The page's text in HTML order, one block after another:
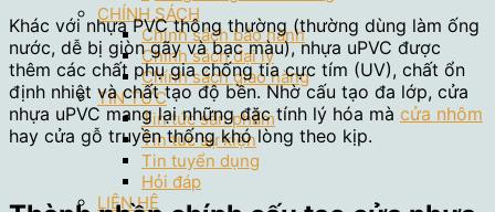
CHÍNH SÁCH
Chính sách bảo hành
Chính sách đại lý
Chính sách giao hàng
TIN TỨC
Tin tức sản phẩm
Tin tức sự kiện
Tin tuyển dụng
Hỏi đáp
LIÊN HỆ
Khác với nhựa PVC thông thường (thường dùng làm ống
nước, dễ bị giòn gãy và bạc màu), nhựa uPVC được
thêm các chất phụ gia chống tia cực tím (UV), chất ổn
định nhiệt và chất tạo độ bền. Nhờ cấu tạo đa lớp, cửa
nhựa uPVC mang lại những đặc tính lý hóa mà cửa nhôm
hay cửa gỗ truyền thống khó lòng theo kịp.